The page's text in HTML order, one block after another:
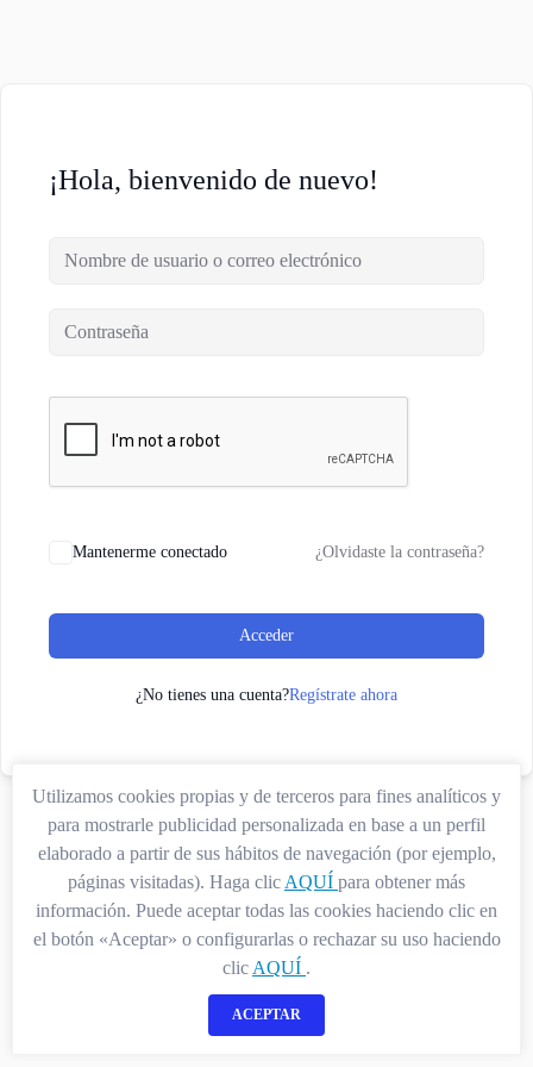
¡Hola, bienvenido de nuevo!
Mantenerme conectado ¿Olvidaste la contraseña?
Acceder
¿No tienes una cuenta?Regístrate ahora
Utilizamos cookies propias y de terceros para fines analíticos y
para mostrarle publicidad personalizada en base a un perfil
elaborado a partir de sus hábitos de navegación (por ejemplo,
páginas visitadas). Haga clic AQUÍ para obtener más
información. Puede aceptar todas las cookies haciendo clic en
el botón «Aceptar» o configurarlas o rechazar su uso haciendo
clic AQUÍ .
ACEPTAR